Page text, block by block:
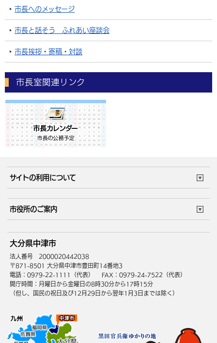
市長へのメッセージ
市長と話そう ふれあい座談会
市長挨拶・寄稿・対談
市長室関連リンク
サイトの利用について
サイトマップ
市役所のご案内
庁舎地図 組織案内
中津市へのアクセス
大分県中津市
法人番号 2000020442038
〒871-8501 大分県中津市豊田町14番地3
電話：0979-22-1111（代表）
FAX：0979-24-7522（代表）
開庁時間：月曜日から金曜日の8時30分から17時15分
（但し、国民の祝日及び12月29日から翌年1月3日までは除く）